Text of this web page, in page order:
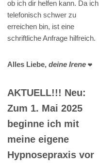
ob ich dir helfen kann. Da ich
telefonisch schwer zu
erreichen bin, ist eine
schriftliche Anfrage hilfreich.
Alles Liebe, deine Irene ❤️
AKTUELL!!! Neu:
Zum 1. Mai 2025
beginne ich mit
meine eigene
Hypnosepraxis vor